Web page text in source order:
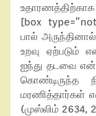
[box
பால்
உறவு ஏற்படும்
ஐந்து தடவை
கொண்டிருந்த
மரணித்தார்கள்
(முஸ்லிம் 2634,